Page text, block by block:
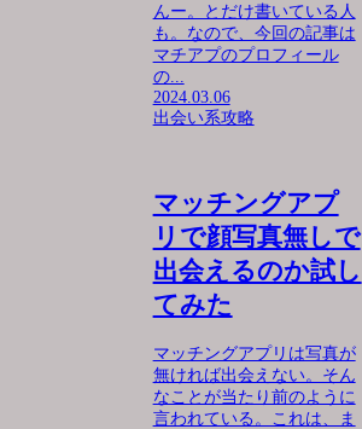
んー。とだけ書いている人
も。なので、今回の記事は
マチアプのプロフィール
の...
2024.03.06
出会い系攻略
マッチングアプ
リで顔写真無しで
出会えるのか試し
てみた
マッチングアプリは写真が
無ければ出会えない。そん
なことが当たり前のように
言われている。これは、ま